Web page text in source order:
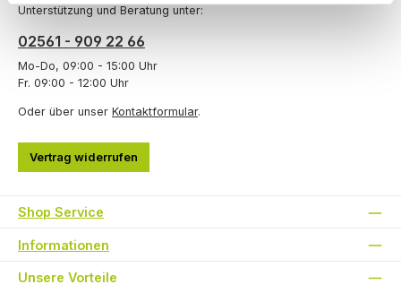
Unterstützung und Beratung unter:
02561 - 909 22 66
Mo-Do, 09:00 - 15:00 Uhr
Fr. 09:00 - 12:00 Uhr
Oder über unser Kontaktformular.
Vertrag widerrufen
Shop Service
Informationen
Unsere Vorteile